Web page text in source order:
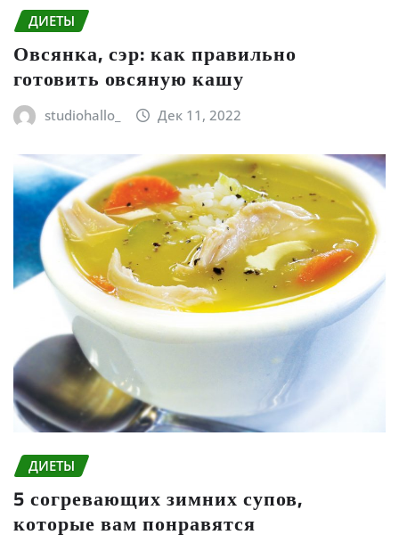
ДИЕТЫ
Овсянка, сэр: как правильно
готовить овсяную кашу
studiohallo_ Дек 11, 2022
ДИЕТЫ
5 согревающих зимних супов,
которые вам понравятся